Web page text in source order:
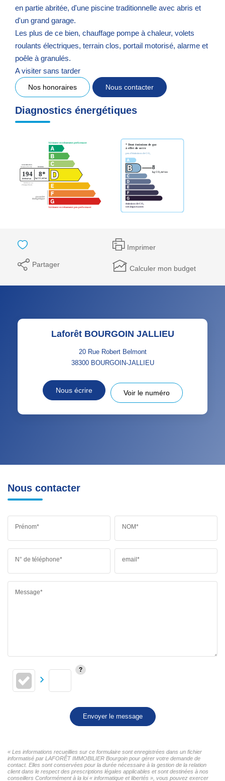
en partie abritée, d'une piscine traditionnelle avec abris et
d'un grand garage.
Les plus de ce bien, chauffage pompe à chaleur, volets
roulants électriques, terrain clos, portail motorisé, alarme et
poêle à granulés.
A visiter sans tarder
Nos honoraires Nous contacter
Diagnostics énergétiques
Imprimer
Partager Calculer mon budget
Laforêt BOURGOIN JALLIEU
20 Rue Robert Belmont
38300 BOURGOIN-JALLIEU
Nous écrire Voir le numéro
Nous contacter
Prénom* NOM*
N° de téléphone* email*
Message*
Envoyer le message
« Les informations recueillies sur ce formulaire sont enregistrées dans un fichier
informatisé par LAFORÊT IMMOBILIER Bourgoin pour gérer votre demande de
contact. Elles sont conservées pour la durée nécessaire à la gestion de la relation
client dans le respect des prescriptions légales applicables et sont destinées à nos
conseillers Conformément à la loi « informatique et libertés », vous pouvez exercer